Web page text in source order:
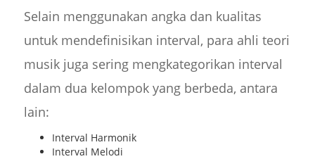
Selain menggunakan angka dan kualitas
untuk mendefinisikan interval, para ahli teori
musik juga sering mengkategorikan interval
dalam dua kelompok yang berbeda, antara
lain:
Interval Harmonik
Interval Melodi